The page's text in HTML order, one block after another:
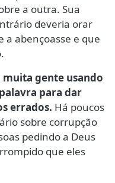
a outra. Sua
deveria orar
a abençoasse e que
muita gente usando
para dar
errados. Há poucos
sobre corrupção
pedindo a Deus
que eles